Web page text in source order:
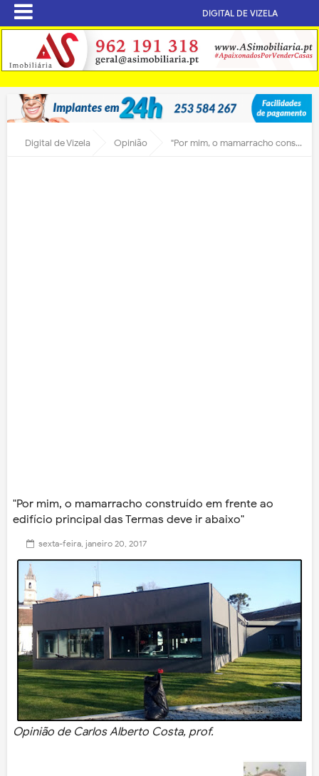
DIGITAL DE VIZELA
Digital de Vizela Opinião "Por mim, o mamarracho construído em frente ao edifício principal das Termas deve ir abaixo"
"Por mim, o mamarracho construído em frente ao
edifício principal das Termas deve ir abaixo"
sexta-feira, janeiro 20, 2017
Opinião de Carlos Alberto Costa, prof.